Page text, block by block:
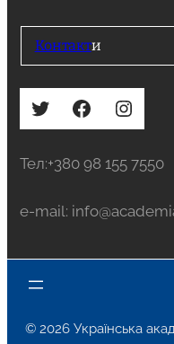
Контакти
Twitter Facebook Instagram
Тел:+380 98 155 7550
e-mail:
© 2026 Українська